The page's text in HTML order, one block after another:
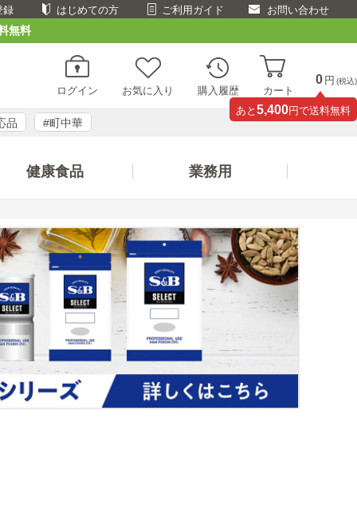
録 はじめての方 ご利用ガイド お問い合わせ
無料
ログイン お気に入り 購入履歴 カート
0 円 (税込)
あと 5,400円で送料無料
品 #町中華
健康食品 業務用